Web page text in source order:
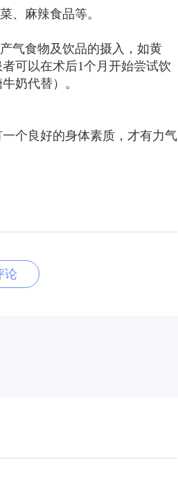
、麻辣食品等。
气食物及饮品的摄入，如黄
可以在术后1个月开始尝试饮
奶代替）。
个良好的身体素质，才有力气
论